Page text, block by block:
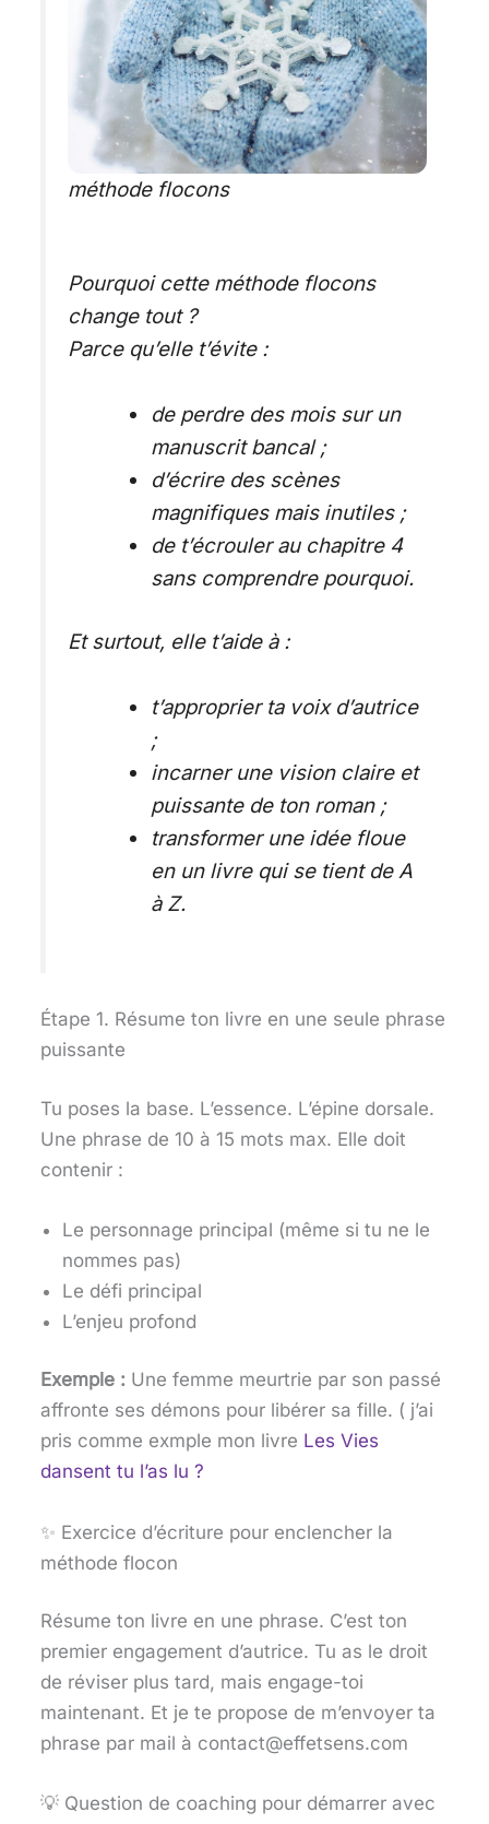
méthode flocons
Pourquoi cette méthode flocons
change tout ?
Parce qu’elle t’évite :
de perdre des mois sur un
manuscrit bancal ;
d’écrire des scènes
magnifiques mais inutiles ;
de t’écrouler au chapitre 4
sans comprendre pourquoi.
Et surtout, elle t’aide à :
t’approprier ta voix d’autrice
;
incarner une vision claire et
puissante de ton roman ;
transformer une idée floue
en un livre qui se tient de A
à Z.
Étape 1. Résume ton livre en une seule phrase
puissante
Tu poses la base. L’essence. L’épine dorsale.
Une phrase de 10 à 15 mots max. Elle doit
contenir :
Le personnage principal (même si tu ne le
nommes pas)
Le défi principal
L’enjeu profond
Exemple : Une femme meurtrie par son passé
affronte ses démons pour libérer sa fille. ( j’ai
pris comme exmple mon livre Les Vies
dansent tu l’as lu ?
✨ Exercice d’écriture pour enclencher la
méthode flocon
Résume ton livre en une phrase. C’est ton
premier engagement d’autrice. Tu as le droit
de réviser plus tard, mais engage-toi
maintenant. Et je te propose de m’envoyer ta
phrase par mail à contact@effetsens.com
💡 Question de coaching pour démarrer avec